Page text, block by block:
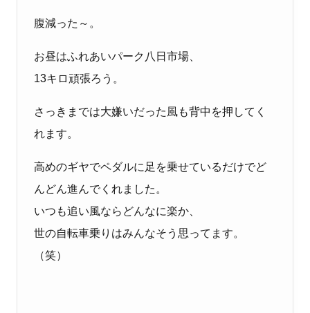
腹減った～。
お昼はふれあいパーク八日市場、
13キロ頑張ろう。
さっきまでは大嫌いだった風も背中を押してく
れます。
高めのギヤでペダルに足を乗せているだけでど
んどん進んでくれました。
いつも追い風ならどんなに楽か、
世の自転車乗りはみんなそう思ってます。
（笑）